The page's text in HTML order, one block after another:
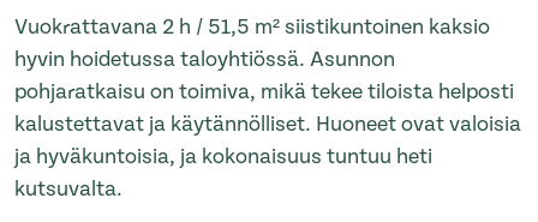
Vuokrattavana 2 h / 51,5 m² siistikuntoinen kaksio
hyvin hoidetussa taloyhtiössä. Asunnon
pohjaratkaisu on toimiva, mikä tekee tiloista helposti
kalustettavat ja käytännölliset. Huoneet ovat valoisia
ja hyväkuntoisia, ja kokonaisuus tuntuu heti
kutsuvalta.